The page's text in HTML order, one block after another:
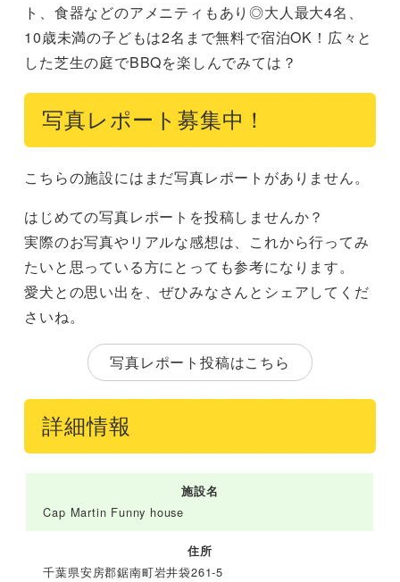
ト、食器などのアメニティもあり◎大人最大4名、
10歳未満の子どもは2名まで無料で宿泊OK！広々と
した芝生の庭でBBQを楽しんでみては？
写真レポート募集中！
こちらの施設にはまだ写真レポートがありません。
はじめての写真レポートを投稿しませんか？
実際のお写真やリアルな感想は、これから行ってみ
たいと思っている方にとっても参考になります。
愛犬との思い出を、ぜひみなさんとシェアしてくだ
さいね。
写真レポート投稿はこちら
詳細情報
施設名
Cap Martin Funny house
住所
千葉県安房郡鋸南町岩井袋261-5